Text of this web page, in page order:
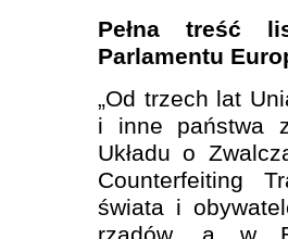
Pełna treść
Parlamentu
„Od trzech lat
i inne państwa
Układu o
Counterfeiting
świata i
rządów, a w